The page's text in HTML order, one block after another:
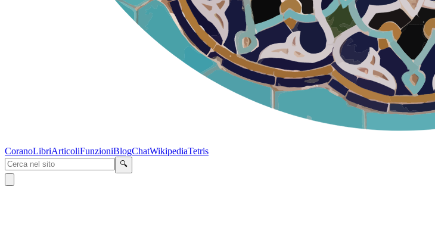
CoranoLibriArticoliFunzioniBlogChatWikipediaTetris
🔍